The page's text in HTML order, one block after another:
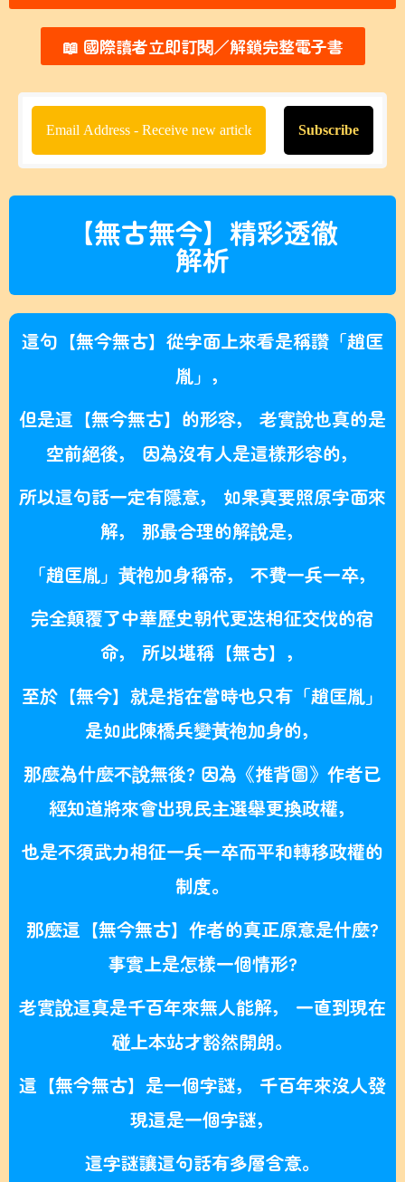
📖 國際讀者立即訂閱／解鎖完整電子書
【無古無今】精彩透徹
解析
這句【無今無古】從字面上來看是稱讚「趙匡
胤」，
但是這【無今無古】的形容， 老實說也真的是
空前絕後， 因為沒有人是這樣形容的，
所以這句話一定有隱意， 如果真要照原字面來
解， 那最合理的解說是，
「趙匡胤」黃袍加身稱帝， 不費一兵一卒，
完全顛覆了中華歷史朝代更迭相征交伐的宿
命，
所以堪稱【無古】，
至於【無今】就是指在當時也只有「趙匡胤」
是如此陳橋兵變黃袍加身的，
那麼為什麼不說無後? 因為《推背圖》作者已
經知道將來會出現民主選舉更換政權，
也是不須武力相征一兵一卒而平和轉移政權的
制度。
那麼這【無今無古】作者的真正原意是什麼?
事實上是怎樣一個情形?
老實說這真是千百年來無人能解， 一直到現在
碰上本站才豁然開朗。
這【無今無古】是一個字謎， 千百年來沒人發
現這是一個字謎，
這字謎讓這句話有多層含意。